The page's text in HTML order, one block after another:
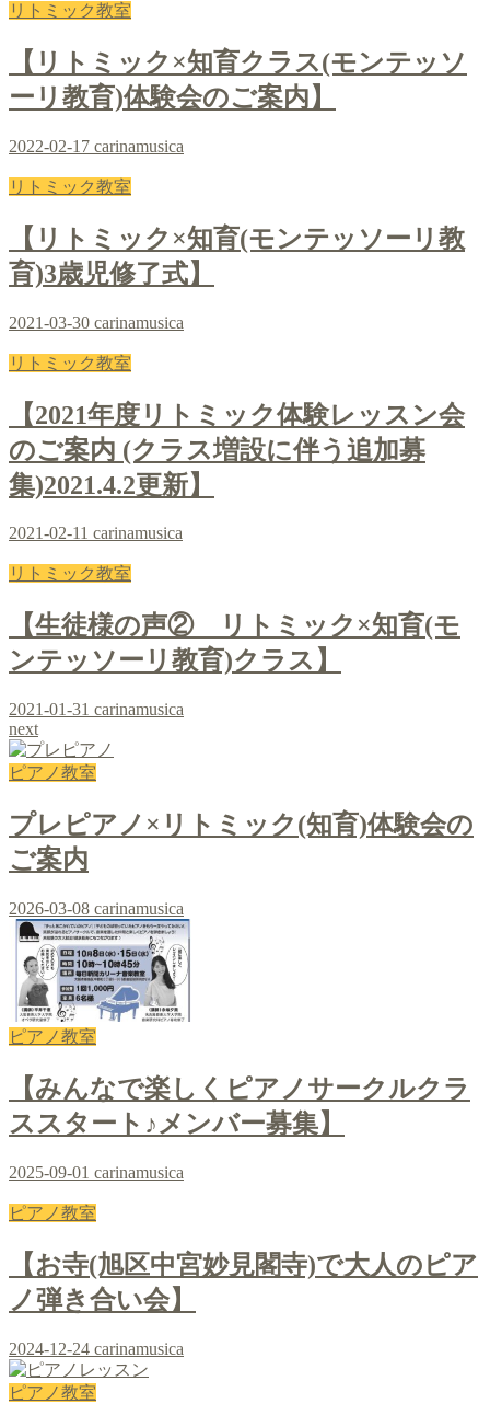
リトミック教室
【リトミック×知育クラス(モンテッソ
ーリ教育)体験会のご案内】
2022-02-17 carinamusica
リトミック教室
【リトミック×知育(モンテッソーリ教
育)3歳児修了式】
2021-03-30 carinamusica
リトミック教室
【2021年度リトミック体験レッスン会
のご案内 (クラス増設に伴う追加募
集)2021.4.2更新】
2021-02-11 carinamusica
リトミック教室
【生徒様の声② リトミック×知育(モ
ンテッソーリ教育)クラス】
2021-01-31 carinamusica
next
ピアノ教室
プレピアノ×リトミック(知育)体験会の
ご案内
2026-03-08 carinamusica
ピアノ教室
【みんなで楽しくピアノサークルクラ
ススタート♪メンバー募集】
2025-09-01 carinamusica
ピアノ教室
【お寺(旭区中宮妙見閣寺)で大人のピア
ノ弾き合い会】
2024-12-24 carinamusica
ピアノ教室